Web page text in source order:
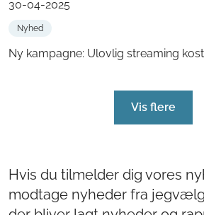
30-04-2025
Nyhed
Ny kampagne: Ulovlig streaming
Vis flere
Hvis du tilmelder dig vores
modtage nyheder fra